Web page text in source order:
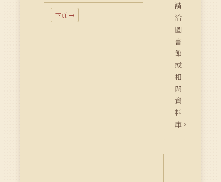
下頁 →
請
洽
圖
書
館
或
相
關
資
料
庫。